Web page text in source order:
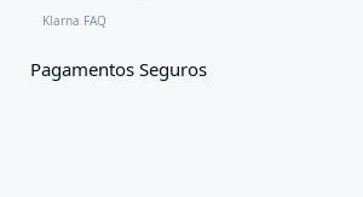
Klarna FAQ
Pagamentos Seguros